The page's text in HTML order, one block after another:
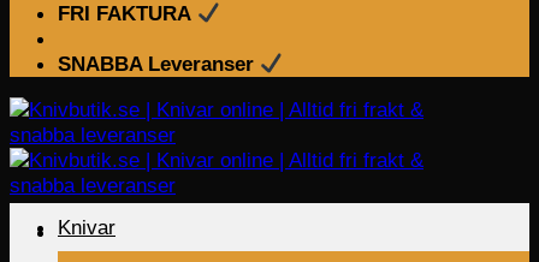
FRI FAKTURA
SNABBA Leveranser
Knivar